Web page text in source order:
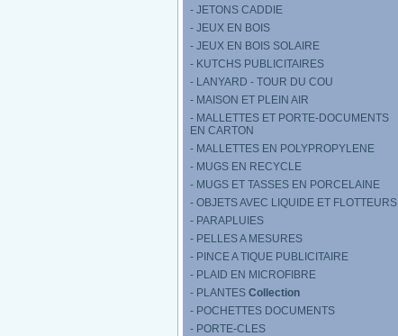
- JETONS CADDIE
- JEUX EN BOIS
- JEUX EN BOIS SOLAIRE
- KUTCHS PUBLICITAIRES
- LANYARD - TOUR DU COU
- MAISON ET PLEIN AIR
- MALLETTES ET PORTE-DOCUMENTS
EN CARTON
- MALLETTES EN POLYPROPYLENE
- MUGS EN RECYCLE
- MUGS ET TASSES EN PORCELAINE
- OBJETS AVEC LIQUIDE ET FLOTTEURS
- PARAPLUIES
- PELLES A MESURES
- PINCE A TIQUE PUBLICITAIRE
- PLAID EN MICROFIBRE
- PLANTES Collection
- POCHETTES DOCUMENTS
- PORTE-CLES